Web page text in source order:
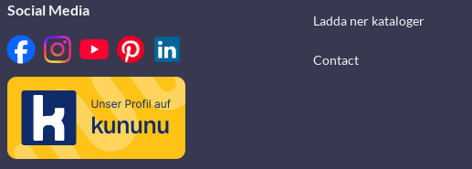
Social Media
Ladda ner kataloger
Contact